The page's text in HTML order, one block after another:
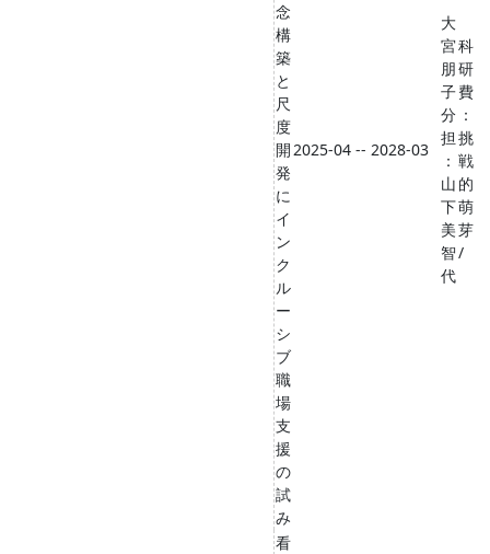
念
構
築
と
尺
度
開
発
に
イ
ン
ク
ル
ー
シ
ブ
職
場
支
援
の
試
み
2025-04 -- 2028-03
大
宮
朋
子
分
担
：
山
下
美
智
代
科
研
費
：
挑
戦
的
萌
芽
/
看